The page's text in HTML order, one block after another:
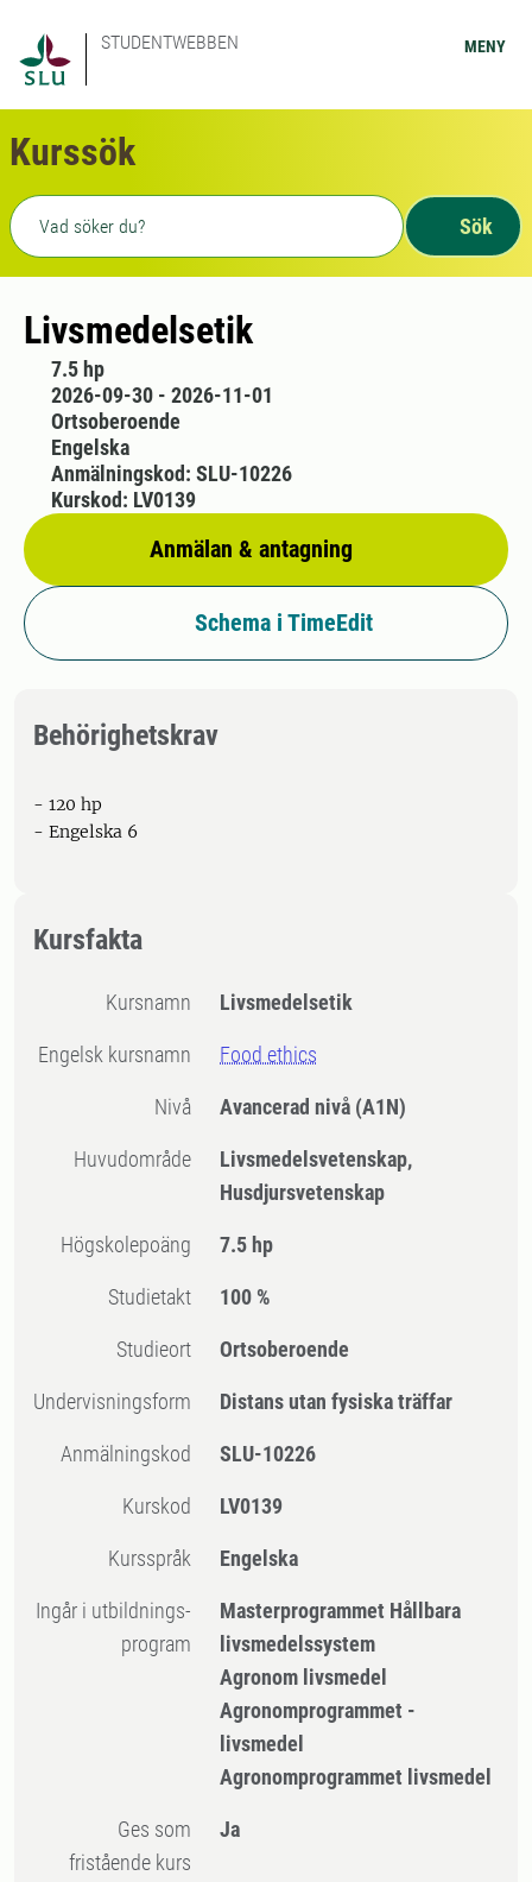
STUDENTWEBBEN MENY
Kurssök
Fritext sökning
Sök
Livsmedelsetik
7.5 hp
2026-09-30 - 2026-11-01
Ortsoberoende
Engelska
Anmälan & antagning
Anmälningskod: SLU-10226
Kurskod: LV0139
Schema i TimeEdit
Behörighetskrav
- 120 hp
- Engelska 6
Kursfakta
Kursnamn Livsmedelsetik
Engelsk kursnamn Food ethics
Nivå Avancerad nivå (A1N)
Huvudområde
Livsmedelsvetenskap,
Husdjursvetenskap
högskolepoäng 7.5 hp
Studietakt 100 %
Studieort Ortsoberoende
Undervisningsform Distans utan fysiska träffar
Anmälningskod SLU-10226
Kurskod LV0139
Kursspråk Engelska
Ingår i utbildnings-
program
Masterprogrammet Hållbara
livsmedelssystem
Agronom livsmedel
Agronomprogrammet -
livsmedel
Agronomprogrammet livsmedel
Ges som
fristående kurs
Ja